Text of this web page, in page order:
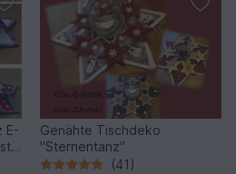
E-
Genähte Tischdeko
"Sternentanz"
(41)